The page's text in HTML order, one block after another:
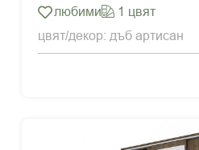
любими
1 цвят
цвят/декор: дъб артисан